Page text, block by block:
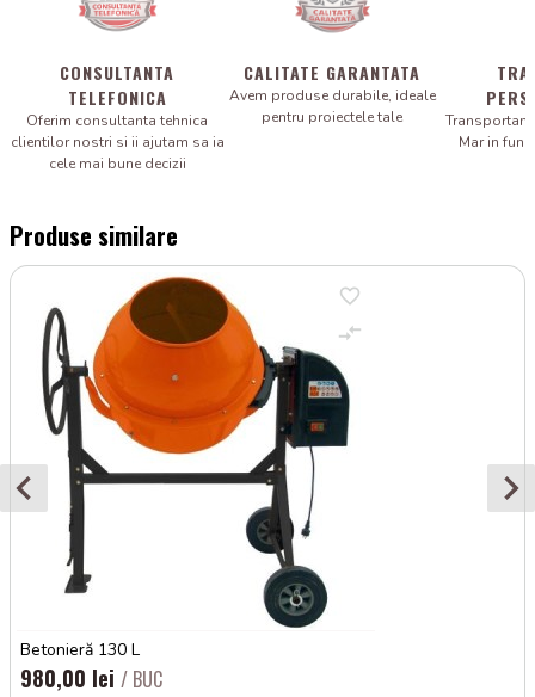
CONSULTANTA
TELEFONICA
Oferim consultanta tehnica
clientilor nostri si ii ajutam sa ia
cele mai bune decizii
CALITATE GARANTATA
Avem produse durabile, ideale
pentru proiectele tale
Mar in
Produse similare
Betonieră 130 L
980,00 lei / BUC